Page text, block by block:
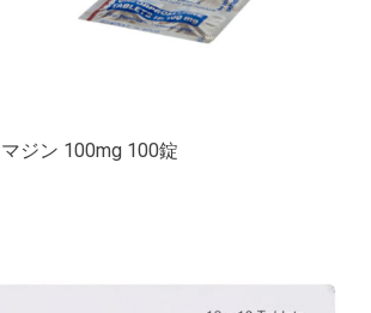
ジン 100mg 100錠